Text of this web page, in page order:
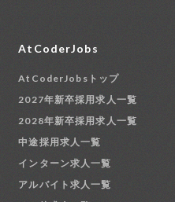
AtCoderJobs
AtCoderJobsトップ
2027年新卒採用求人一覧
2028年新卒採用求人一覧
中途採用求人一覧
インターン求人一覧
アルバイト求人一覧